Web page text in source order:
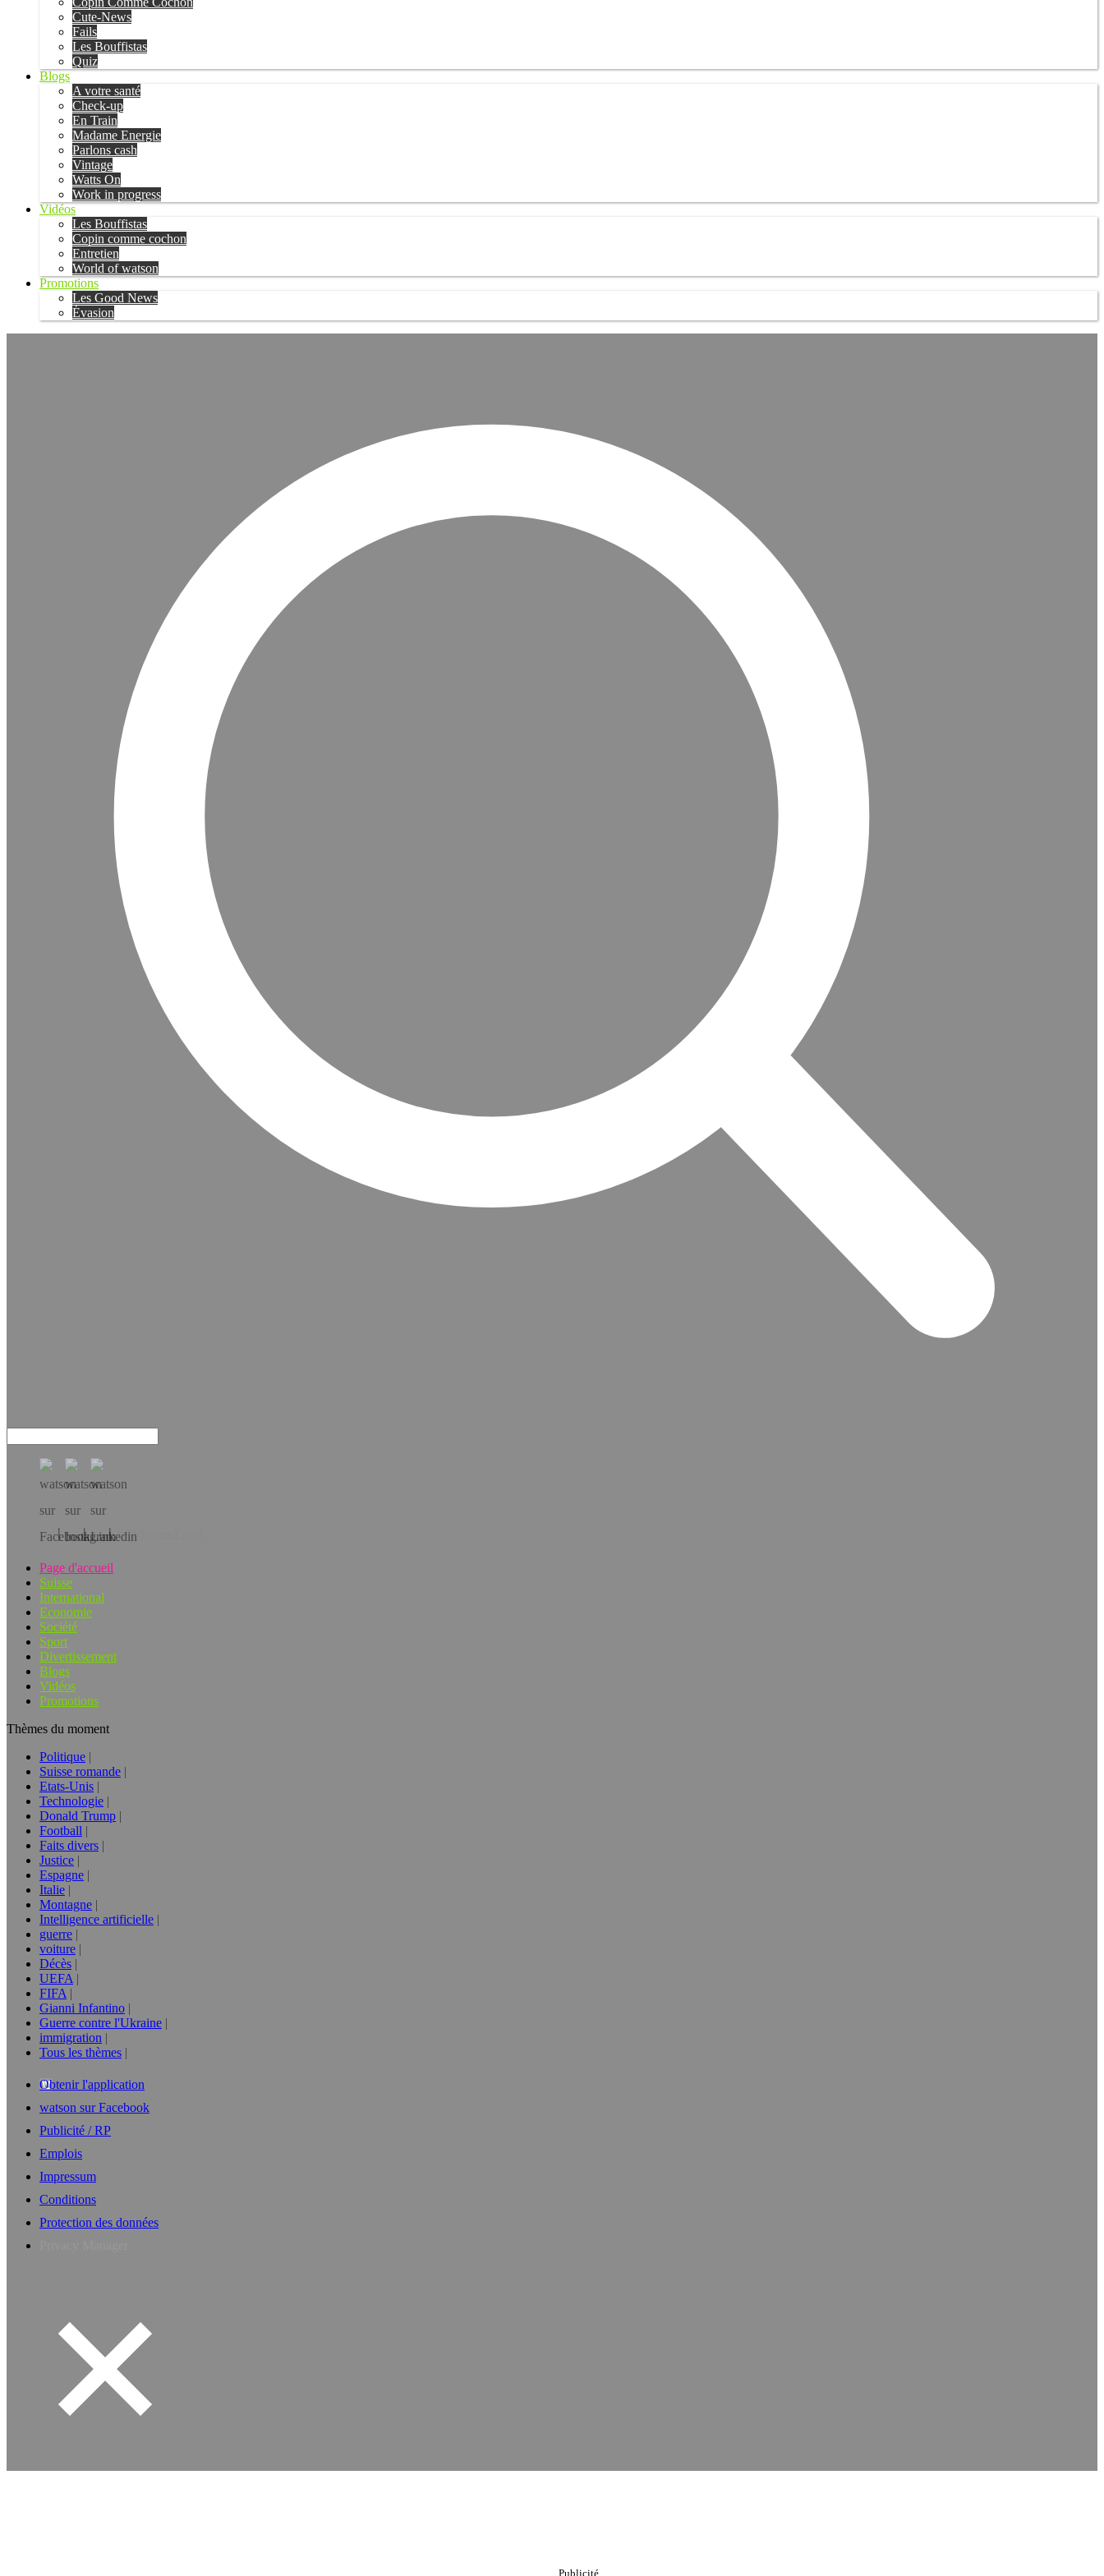
Cute-News
Fails
Les Bouffistas
Quiz
Blogs
A votre santé
Check-up
En Train
Madame Energie
Parlons cash
Vintage
Watts On
Work in progress
Vidéos
Les Bouffistas
Copin comme cochon
Entretien
World of watson
Promotions
Les Good News
Évasion
Téléchargez l’app!
Page d'accueil
Suisse
International
Economie
Société
Sport
Divertissement
Blogs
Vidéos
Promotions
Thèmes du moment
Politique
Suisse romande
Etats-Unis
Technologie
Donald Trump
Football
Faits divers
Justice
Espagne
Italie
Montagne
Intelligence artificielle
guerre
voiture
Décès
UEFA
FIFA
Gianni Infantino
Guerre contre l'Ukraine
immigration
Tous les thèmes
Obtenir l'application
watson sur Facebook
Publicité / RP
Emplois
Impressum
Conditions
Protection des données